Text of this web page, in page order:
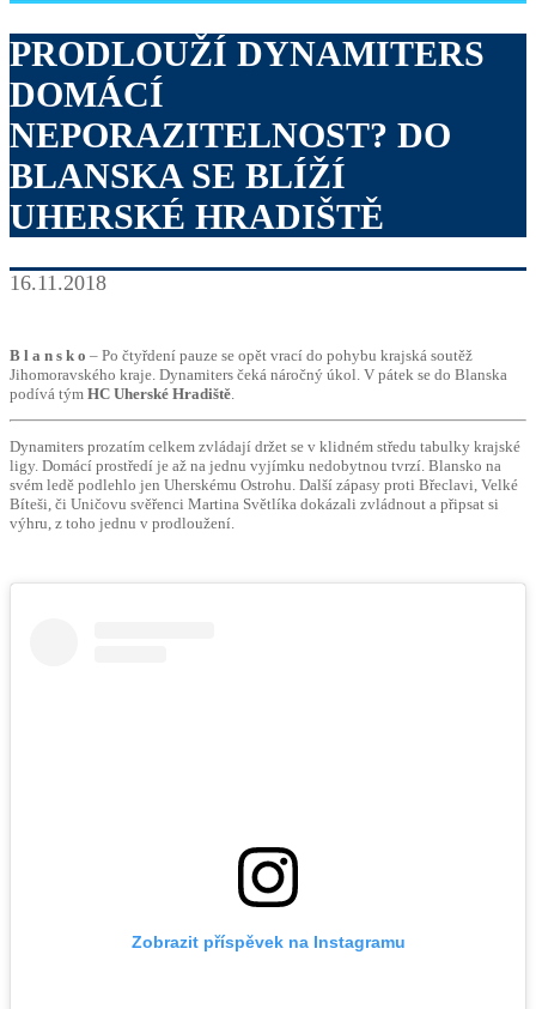
PRODLOUŽÍ DYNAMITERS
DOMÁCÍ
NEPORAZITELNOST? DO
BLANSKA SE BLÍŽÍ
UHERSKÉ HRADIŠTĚ
16.11.2018
B l a n s k o – Po čtyřdení pauze se opět vrací do pohybu krajská soutěž
Jihomoravského kraje. Dynamiters čeká náročný úkol. V pátek se do Blanska
podívá tým HC Uherské Hradiště
Dynamiters prozatím celkem zvládají držet se v klidném středu tabulky krajské
ligy. Domácí prostředí je až na jednu vyjímku nedobytnou tvrzí. Blansko na
svém ledě podlehlo jen Uherskému Ostrohu. Další zápasy proti Břeclavi, Velké
Bíteši, či Uničovu svěřenci Martina Světlíka dokázali zvládnout a připsat si
výhru, z toho jednu v prodloužení.
Zobrazit příspěvek na Instagramu